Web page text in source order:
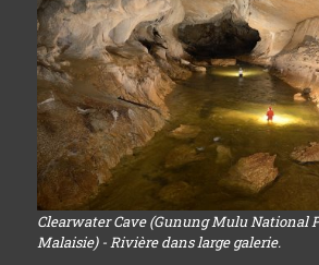
Clearwater Cave (Gunung Mulu National
Malaisie) - Rivière dans large galerie.